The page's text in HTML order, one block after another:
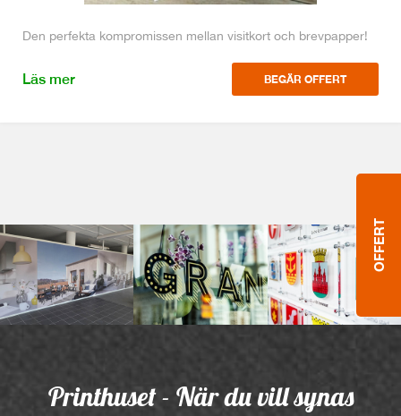
Den perfekta kompromissen mellan visitkort och brevpapper!
Läs mer BEGÄR OFFERT
Printhuset - När du vill synas
OFFERT